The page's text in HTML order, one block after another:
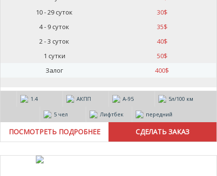
10 - 29 суток
30$
4 - 9 суток
35$
2 - 3 суток
40$
1 сутки
50$
Залог
400$
1.4 АКПП А-95 5л/100 км
5 чел Лифтбек передний
ПОСМОТРЕТЬ ПОДРОБНЕЕ